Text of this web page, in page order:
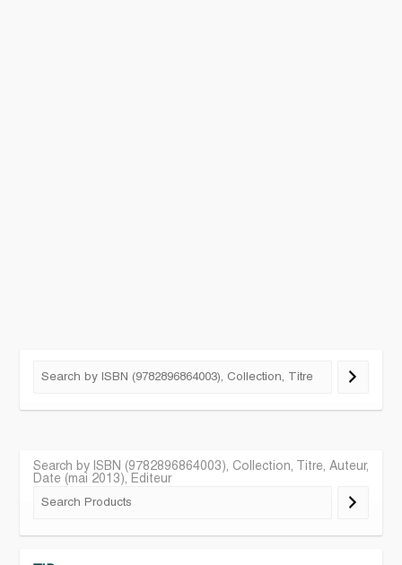
Search by ISBN (9782896864003), Collection, Titre, Auteur,
Date (mai 2013), Editeur